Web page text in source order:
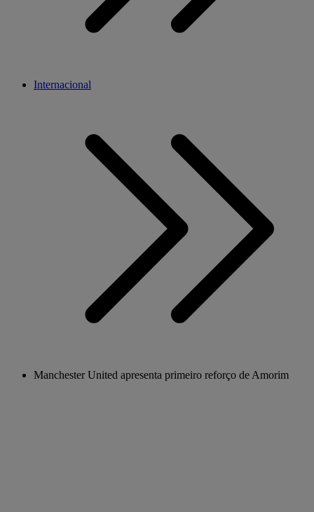
Internacional
Manchester United apresenta primeiro reforço de Amorim